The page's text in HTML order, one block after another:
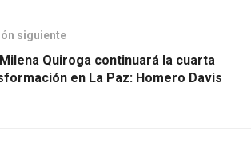
siguiente
Quiroga continuará la cuarta
en La Paz: Homero Davis